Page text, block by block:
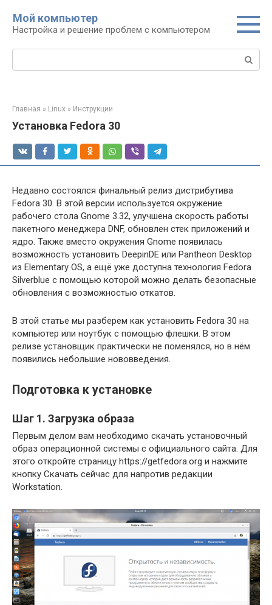
контенту
Мой компьютер
Настройка и решение проблем с компьютером
Поиск:
Главная » Linux » Инструкции
Установка Fedora 30
Недавно состоялся финальный релиз дистрибутива
Fedora 30. В этой версии используется окружение
рабочего стола Gnome 3.32, улучшена скорость работы
пакетного менеджера DNF, обновлен стек приложений и
ядро. Также вместо окружения Gnome появилась
возможность установить DeepinDE или Pantheon Desktop
из Elementary OS, а ещё уже доступна технология Fedora
Silverblue с помощью которой можно делать безопасные
обновления с возможностью откатов.
В этой статье мы разберем как установить Fedora 30 на
компьютер или ноутбук с помощью флешки. В этом
релизе установщик практически не поменялся, но в нём
появились небольшие нововведения.
Подготовка к установке
Шаг 1. Загрузка образа
Первым делом вам необходимо скачать установочный
образ операционной системы с официального сайта. Для
этого откройте страницу https://getfedora.org и нажмите
кнопку Скачать сейчас для напротив редакции
Workstation.